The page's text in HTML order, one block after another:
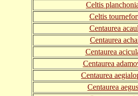
Celtis
Celtis
Centaurea
Centaurea
Centaurea
Centaurea
Centaurea
Centaurea